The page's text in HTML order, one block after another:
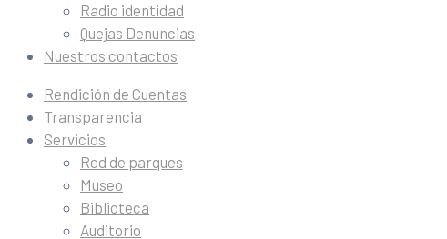
Radio identidad
Quejas Denuncias
Nuestros contactos
Rendición de Cuentas
Transparencia
Servicios
Red de parques
Museo
Biblioteca
Auditorio